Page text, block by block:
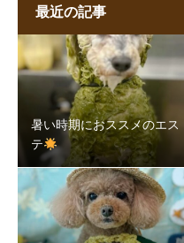
最近の記事
暑い時期におススメのエス
テ